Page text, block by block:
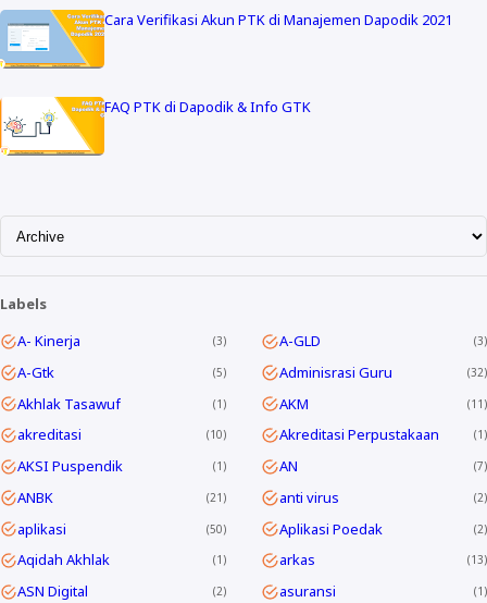
Cara Verifikasi Akun PTK di Manajemen Dapodik 2021
FAQ PTK di Dapodik & Info GTK
Labels
A- Kinerja
3 A-GLD 3
A-Gtk 5 Adminisrasi Guru 32
Akhlak Tasawuf 1 AKM 11
akreditasi 10 Akreditasi Perpustakaan 1
AKSI Puspendik 1 AN 7
ANBK 21 anti virus 2
aplikasi 50 Aplikasi Poedak 2
Aqidah Akhlak 1 arkas 13
ASN Digital 2 asuransi 1